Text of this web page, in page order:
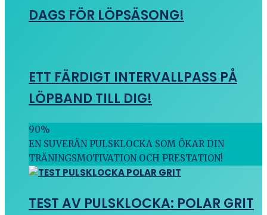
DAGS FÖR LÖPSÄSONG!
ETT FÄRDIGT INTERVALLPASS PÅ
LÖPBAND TILL DIG!
90%
EN SUVERÄN PULSKLOCKA SOM ÖKAR DIN
TRÄNINGSMOTIVATION OCH PRESTATION!
TEST AV PULSKLOCKA: POLAR GRIT